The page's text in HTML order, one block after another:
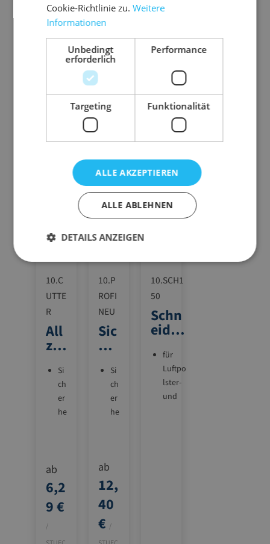
Gewicht
9112 g
Zubehör-Artikel
10.C
UTTE
R
All
zw
-
Cu
tte
Si
ch
er
he
r
mi
t
ab
6,2
9 €
/
10.P
ROFI
NEU
Sic
he
eit
sm
ess
er
Si
ch
er
he
r
mi
t
zu
ab
12,
40
€ /
10.SCH1
50
Schn
eidst
r für
Luftpo
lster-
und
Cookie-Richtlinie zu.Weitere
Informationen
Unbedingt
erforderlich
Performance
Targeting Funktionalität
ALLE AKZEPTIEREN
ALLE ABLEHNEN
DETAILS ANZEIGEN